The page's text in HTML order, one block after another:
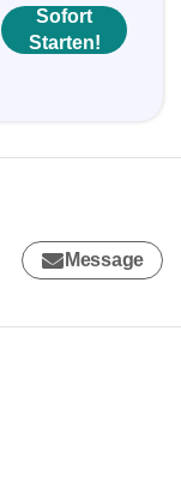
Sofort
Starten!
Message